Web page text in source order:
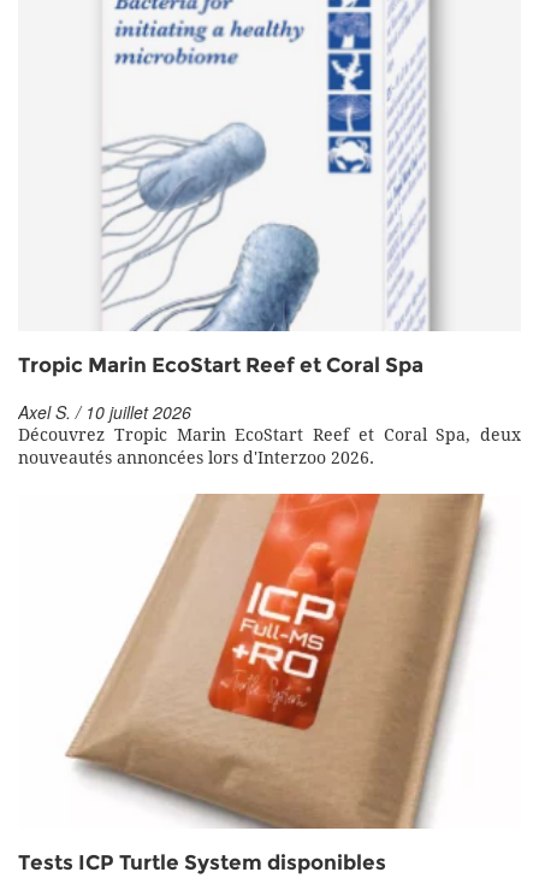
Tropic Marin EcoStart Reef et Coral Spa
Axel S. / 10 juillet 2026
Découvrez Tropic Marin EcoStart Reef et Coral Spa, deux
nouveautés annoncées lors d'Interzoo 2026.
Tests ICP Turtle System disponibles